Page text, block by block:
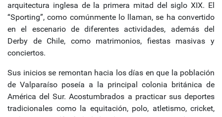
arquitectura inglesa de la primera mitad del siglo XIX. El
“Sporting”, como comúnmente lo llaman, se ha convertido
en el escenario de diferentes actividades, además del
Derby de Chile, como matrimonios, fiestas masivas y
conciertos.
Sus inicios se remontan hacia los días en que la población
de Valparaíso poseía a la principal colonia británica de
América del Sur. Acostumbrados a practicar sus deportes
tradicionales como la equitación, polo, atletismo, cricket,